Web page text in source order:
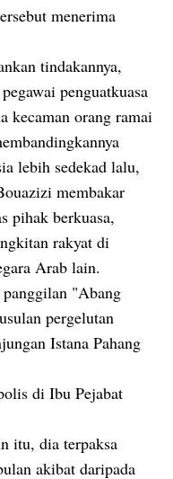
menerima
tindakannya,
penguatkuasa
kecaman orang ramai
lebih sedekad lalu,
membakar
pihak berkuasa,
rakyat di
Arab lain.
"Abang
pergelutan
Istana Pahang
di Ibu Pejabat
itu, dia terpaksa
akibat daripada